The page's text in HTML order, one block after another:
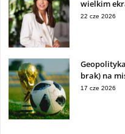
wielkim
22 cze 2026
brak) na
17 cze 2026